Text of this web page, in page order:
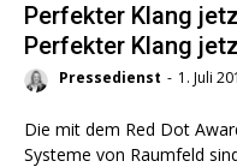
Perfekter Klang
Perfekter Klang
Pressedienst - 1. Juli
Die mit dem Red Dot
Systeme von Raumfeld